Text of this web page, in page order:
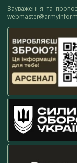
Зауваження та